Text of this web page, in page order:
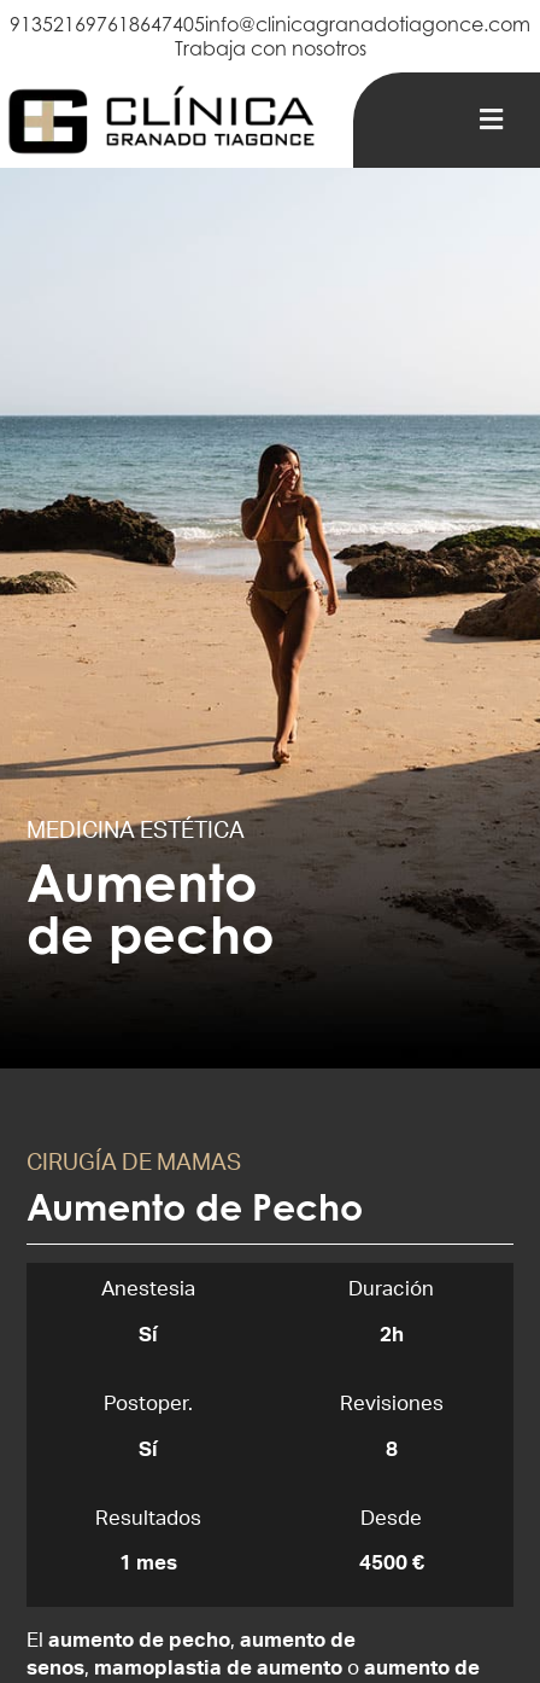
913521697618647405info@clinicagranadotiagonce.com
Trabaja con nosotros
MEDICINA ESTÉTICA
Aumento
de pecho
CIRUGÍA DE MAMAS
Aumento de Pecho
Anestesia
Sí
Duración
2h
Postoper.
Sí
Revisiones
8
Resultados
1 mes
Desde
4500 €
Elaumento de pecho,aumento de
senos, mamoplastia de aumento oaumento de